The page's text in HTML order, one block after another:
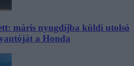
máris nyugdíjba küldi utolsó
a Honda